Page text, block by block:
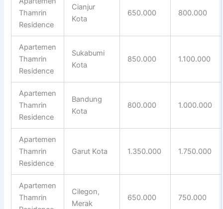
Thamrin
Residence
Cianjur
Kota
650.000 800.000
Apartemen
Thamrin
Residence
Sukabumi
Kota
850.000 1.100.000
Apartemen
Thamrin
Residence
Bandung
Kota
800.000 1.000.000
Apartemen
Thamrin
Residence
Garut Kota 1.350.000 1.750.000
Apartemen
Thamrin
Cilegon,
Merak
650.000 750.000